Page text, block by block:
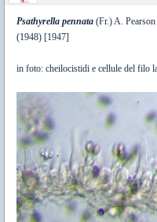
Psathyrella pennata (Fr.) A.
(1948) [1947]
in foto: cheilocistidi e cellule del filo